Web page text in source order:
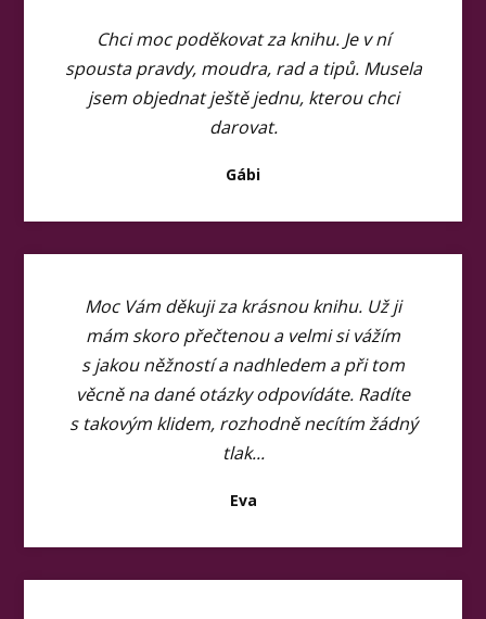
Chci moc poděkovat za knihu. Je v ní
spousta pravdy, moudra, rad a tipů. Musela
jsem objednat ještě jednu, kterou chci
darovat.
Gábi
Moc Vám děkuji za krásnou knihu. Už ji
mám skoro přečtenou a velmi si vážím
s jakou něžností a nadhledem a při tom
věcně na dané otázky odpovídáte. Radíte
s takovým klidem, rozhodně necítím žádný
tlak...
Eva